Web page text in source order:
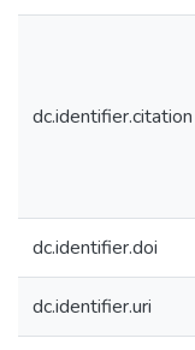
dc.identifier.citation
dc.identifier.doi
dc.identifier.uri